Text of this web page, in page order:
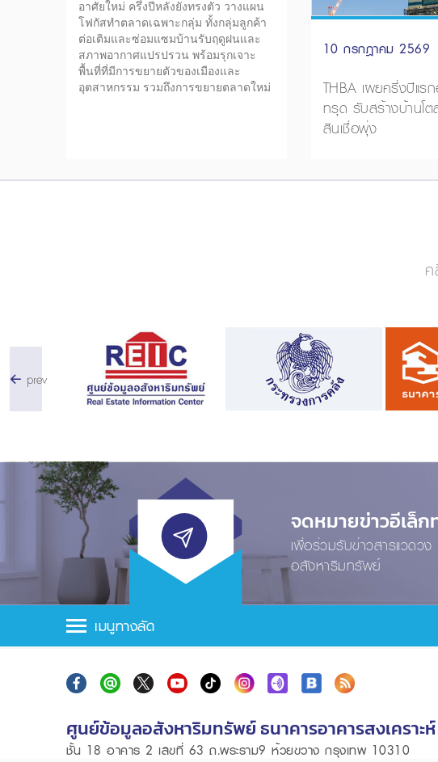
อาศัยใหม่ ครึ่งปีหลังยังทรงตัว วางแผน
โฟกัสทำตลาดเฉพาะกลุ่ม ทั้งกลุ่มลูกค้า
ต่อเติมและซ่อมแซมบ้านรับฤดูฝนและ
สภาพอากาศแปรปรวน พร้อมรุกเจาะ
พื้นที่ที่มีการขยายตัวของเมืองและ
อุตสาหกรรม รวมถึงการขยายตลาดใหม่
10 กรกฎาคม 2569
THBA เผยครึ่งปีแร
ทรุด รับสร้างบ้านโ
สินเชื่อพุ่ง
prev
จดหมายข่าวอีเล็
เพื่อร่วมรับข่าวสารแวดวง
อสังหาริมทรัพย์
เมนูทางลัด
ศูนย์ข้อมูลอสังหาริมทรัพย์ ธนาคารอาคารสงเคราะห์
ชั้น 18 อาคาร 2 เลขที่ 63 ถ.พระราม9 ห้วยขวาง กรุงเทพ 10310